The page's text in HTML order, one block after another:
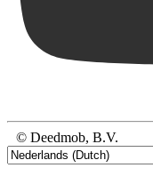
© Deedmob, B.V.